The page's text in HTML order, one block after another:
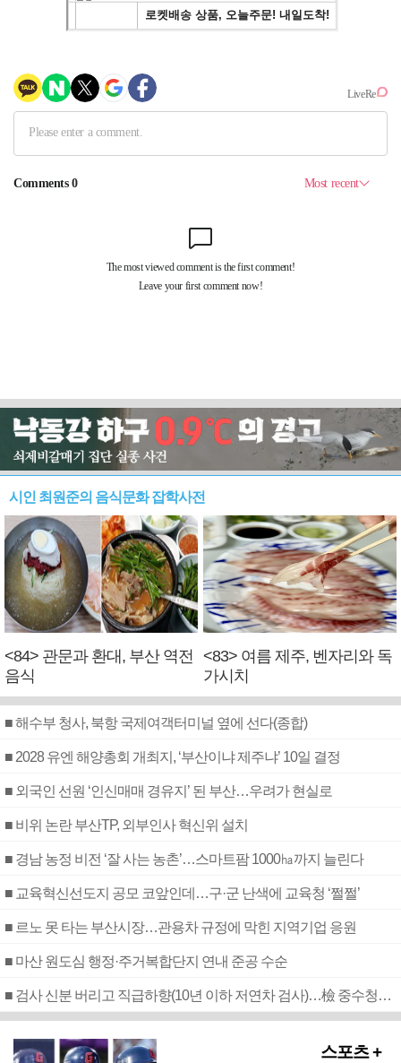
시인 최원준의 음식문화 잡학사전
<84> 관문과 환대, 부산 역전
음식
<83> 여름 제주, 벤자리와 독
가시치
■ 해수부 청사, 북항 국제여객터미널 옆에 선다(종합)
■ 2028 유엔 해양총회 개최지, ‘부산이냐 제주냐’ 10일 결정
■ 외국인 선원 ‘인신매매 경유지’ 된 부산…우려가 현실로
■ 비위 논란 부산TP, 외부인사 혁신위 설치
■ 경남 농정 비전 ‘잘 사는 농촌’…스마트팜 1000㏊까지 늘린다
■ 교육혁신선도지 공모 코앞인데…구·군 난색에 교육청 ‘쩔쩔’
■ 르노 못 타는 부산시장…관용차 규정에 막힌 지역기업 응원
■ 마산 원도심 행정·주거복합단지 연내 준공 수순
■ 검사 신분 버리고 직급하향(10년 이하 저연차 검사)…檢 중수청행 기피
스포츠 +